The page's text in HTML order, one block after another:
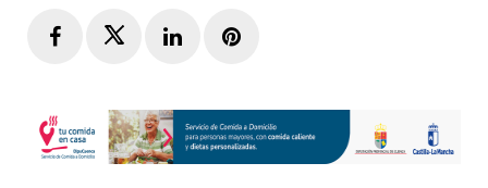
FacebookTwitterLinkedInPinterest